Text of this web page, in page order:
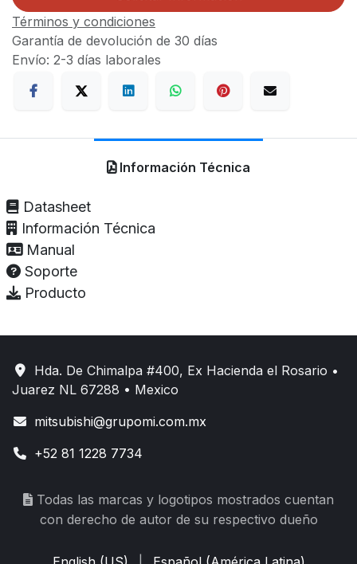
Términos y condiciones
Garantía de devolución de 30 días
Envío: 2-3 días laborales
Información Técnica
Datasheet
Información Técnica
Manual
Soporte
Producto
Hda. De Chimalpa #400, Ex Hacienda el Rosario •
Juarez NL 67288 • Mexico
mitsubishi@grupomi.com.mx
+52 81 1228 7734
Todas las marcas y logotipos mostrados cuentan
con derecho de autor de su respectivo dueño